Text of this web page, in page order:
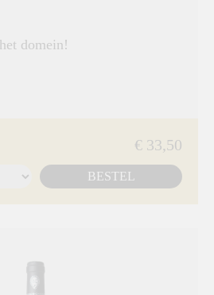
domein!
€ 33,50
BESTEL